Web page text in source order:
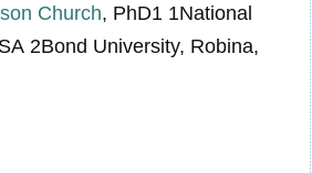
Church, PhD1 1National
2Bond University, Robina,